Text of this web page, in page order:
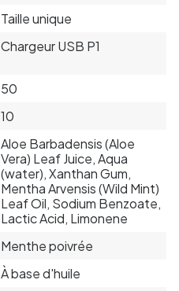
Taille unique
Chargeur USB P1
50
10
Aloe Barbadensis (Aloe
Vera) Leaf Juice, Aqua
(water), Xanthan Gum,
Mentha Arvensis (Wild Mint)
Leaf Oil, Sodium Benzoate,
Lactic Acid, Limonene
Menthe poivrée
À base d'huile